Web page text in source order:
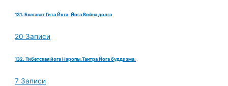
131. Бхагават Гита Йога. Йога Война долга
20 Записи
132. Тибетская йога Наропы.Тантра Йога буддизма.
7 Записи